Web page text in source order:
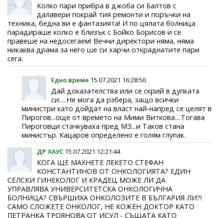
Колко пари прибра в джоба си Балтов с
далавери покрай тия ремонти и поръчки на
техника, бедна ви е фантазията! И по цялата болница
парадираше колко е близък с Бойко Борисов и се
правеше на недосегаем! Вечни директори няма, няма
никаква драма за него ше си харчи откраднатите пари
сега.
Едно време 15.07.2021 16:28:56
Дай доказателства или се скрий в дупката
си.....Не мога да рзбера, защо всички
министри като дойдат на власт най-напред се целят в
Пирогов...още от времето на Мими Виткова....Тогава
Пироговци стачкуваха пред МЗ...и Таков стана
министър. Кацаров определено е голям глупак.
ДР ХАУС 15.07.2021 12:21:44
КОГА ЩЕ МАХНЕТЕ ЛЕКЕТО СТЕФАН
КОНСТАНТИНОВ ОТ ОНКОЛОГИЯТА? ЕДИН
СЕЛСКИ ГИНЕКОЛОГ И КРАДЕЦ МОЖЕ ЛИ ДА
УПРАВЛЯВА УНИВЕРСИТЕТСКА ОНКОЛОГИЧНА
БОЛНИЦА? СВЪРШИХА ОНКОЛОЗИТЕ В БЪЛГАРИЯ ЛИ?!
САМО СЛОЖЕТЕ ОНКОЛОГ, НЕ КОЖЕН ДОКТОР КАТО
ПЕТРАНКА ТРОЯНОВА ОТ ИСУЛ - СЪЩАТА КАТО